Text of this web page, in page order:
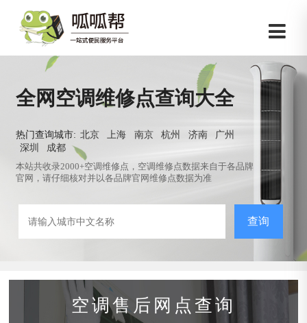
全网空调维修点查询大全
热门查询城市: 北京 上海 南京 杭州 济南
广州
深圳
成都
本站共收录2000+空调维修点，空调维修点数据来自于各品牌
官网，请仔细核对并以各品牌官网维修点数据为准
查询
空调售后网点查询